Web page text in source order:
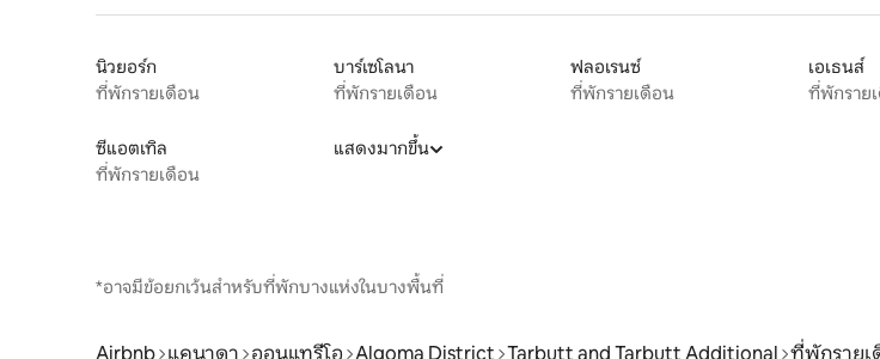
นิวยอร์ก
ที่พักรายเดือน
บาร์เซโลนา
ที่พักรายเดือน
ฟลอเรนซ์
ที่พักรายเดือน
เอเธนส์
ที่พักราย
ซีแอตเทิล
ที่พักรายเดือน
แสดงมากขึ้น
*อาจมีข้อยกเว้นสำหรับที่พักบางแห่งในบางพื้นที่
Airbnb